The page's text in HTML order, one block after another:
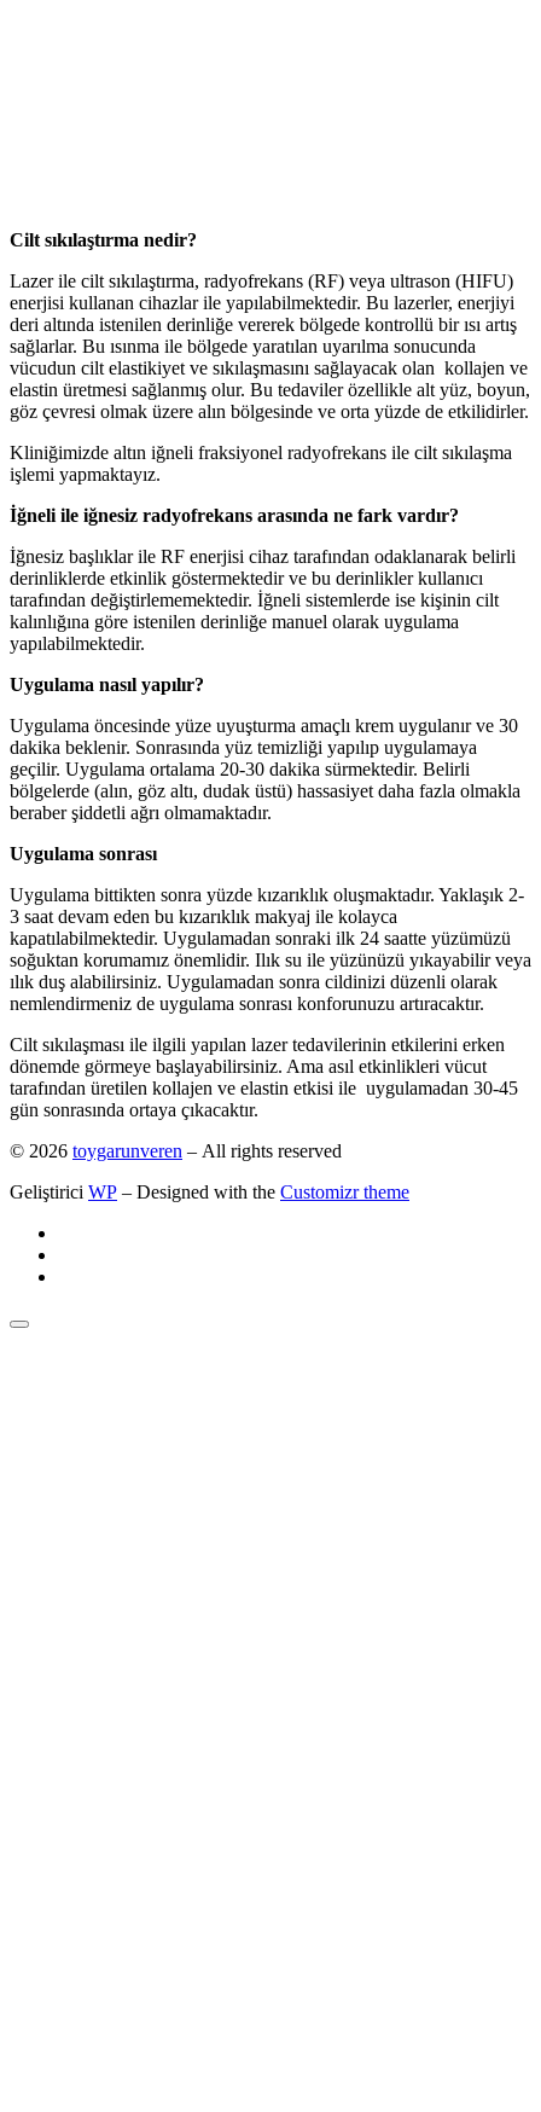
Cilt sıkılaştırma nedir?
Lazer ile cilt sıkılaştırma, radyofrekans (RF) veya ultrason (HIFU)
enerjisi kullanan cihazlar ile yapılabilmektedir. Bu lazerler, enerjiyi
deri altında istenilen derinliğe vererek bölgede kontrollü bir ısı artış
sağlarlar. Bu ısınma ile bölgede yaratılan uyarılma sonucunda
vücudun cilt elastikiyet ve sıkılaşmasını sağlayacak olan kollajen ve
elastin üretmesi sağlanmış olur. Bu tedaviler özellikle alt yüz, boyun,
göz çevresi olmak üzere alın bölgesinde ve orta yüzde de etkilidirler.
Kliniğimizde altın iğneli fraksiyonel radyofrekans ile cilt sıkılaşma
işlemi yapmaktayız.
İğneli ile iğnesiz radyofrekans arasında ne fark vardır?
İğnesiz başlıklar ile RF enerjisi cihaz tarafından odaklanarak belirli
derinliklerde etkinlik göstermektedir ve bu derinlikler kullanıcı
tarafından değiştirlememektedir. İğneli sistemlerde ise kişinin cilt
kalınlığına göre istenilen derinliğe manuel olarak uygulama
yapılabilmektedir.
Uygulama nasıl yapılır?
Uygulama öncesinde yüze uyuşturma amaçlı krem uygulanır ve 30
dakika beklenir. Sonrasında yüz temizliği yapılıp uygulamaya
geçilir. Uygulama ortalama 20-30 dakika sürmektedir. Belirli
bölgelerde (alın, göz altı, dudak üstü) hassasiyet daha fazla olmakla
beraber şiddetli ağrı olmamaktadır.
Uygulama sonrası
Uygulama bittikten sonra yüzde kızarıklık oluşmaktadır. Yaklaşık 2-
3 saat devam eden bu kızarıklık makyaj ile kolayca
kapatılabilmektedir. Uygulamadan sonraki ilk 24 saatte yüzümüzü
soğuktan korumamız önemlidir. Ilık su ile yüzünüzü yıkayabilir veya
ılık duş alabilirsiniz. Uygulamadan sonra cildinizi düzenli olarak
nemlendirmeniz de uygulama sonrası konforunuzu artıracaktır.
Cilt sıkılaşması ile ilgili yapılan lazer tedavilerinin etkilerini erken
dönemde görmeye başlayabilirsiniz. Ama asıl etkinlikleri vücut
tarafından üretilen kollajen ve elastin etkisi ile uygulamadan 30-45
gün sonrasında ortaya çıkacaktır.
© 2026 toygarunveren – All rights reserved
Geliştirici WP – Designed with the Customizr theme